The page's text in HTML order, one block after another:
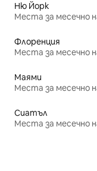
Ню Йорк
Места за месечно
Флоренция
Места за месечно
Маями
Места за месечно
Сиатъл
Места за месечно